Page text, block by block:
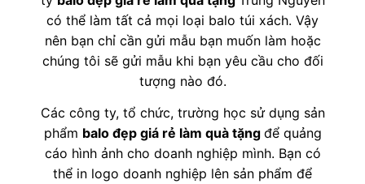
có thể làm tất cả mọi loại balo túi xách. Vậy
nên bạn chỉ cần gửi mẫu bạn muốn làm hoặc
chúng tôi sẽ gửi mẫu khi bạn yêu cầu cho đối
tượng nào đó.
Các công ty, tổ chức, trường học sử dụng sản
phẩm balo đẹp giá rẻ làm quà tặng để quảng
cáo hình ảnh cho doanh nghiệp mình. Bạn có
thể in logo doanh nghiệp lên sản phẩm để